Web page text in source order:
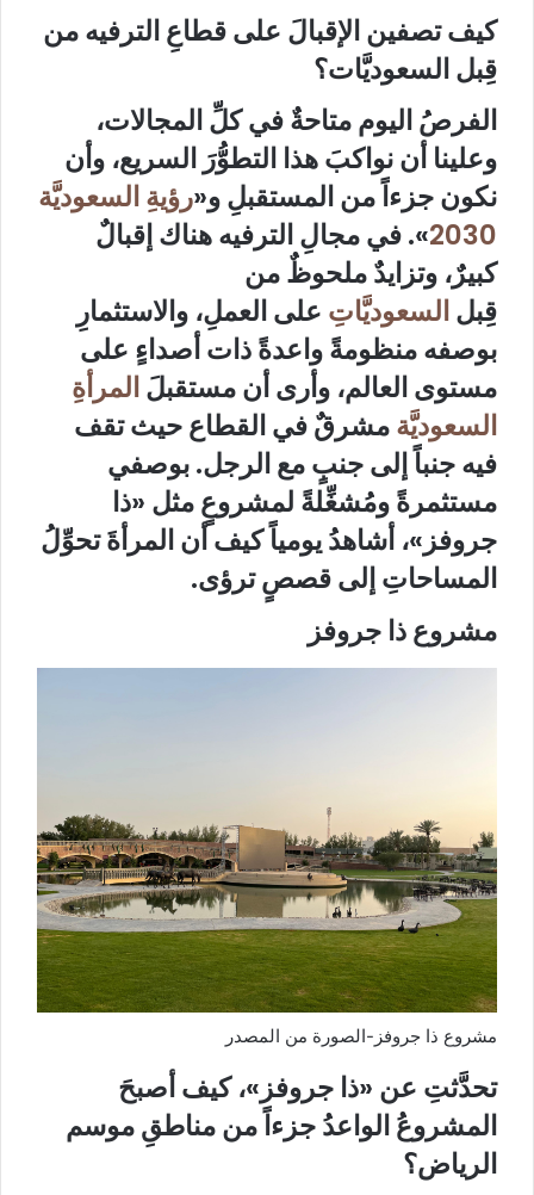
كيف تصفين الإقبالَ على قطاعِ الترفيه من
قِبل السعوديَّات؟
الفرصُ اليوم متاحةٌ في كلِّ المجالات،
وعلينا أن نواكبَ هذا التطوُّرَ السريع، وأن
نكون جزءاً من المستقبلِ و«رؤيةِ السعوديَّة
2030». في مجالِ الترفيه هناك إقبالٌ
كبيرٌ، وتزايدٌ ملحوظٌ من
قِبلالسعوديَّاتِ على العملِ، والاستثمارِ
بوصفه منظومةً واعدةً ذات أصداءٍ على
مستوى العالم، وأرى أن مستقبلَالمرأةِ
السعوديَّةمشرقٌ في القطاع حيث تقف
فيه جنباً إلى جنبٍ مع الرجل. بوصفي
مستثمرةً ومُشغِّلةً لمشروعٍ مثل «ذا
جروفز»، أشاهدُ يومياً كيف أن المرأةَ تحوِّلُ
المساحاتِ إلى قصصٍ ترؤى.
مشروع ذا جروفز
مشروع ذا جروفز-الصورة من المصدر
تحدَّثتِ عن «ذا جروفز»، كيف أصبحَ
المشروعُ الواعدُ جزءاً من مناطقِ موسم
الرياض؟